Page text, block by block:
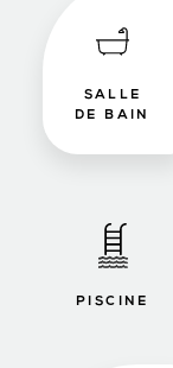
SALLE
DE BAIN
PISCINE